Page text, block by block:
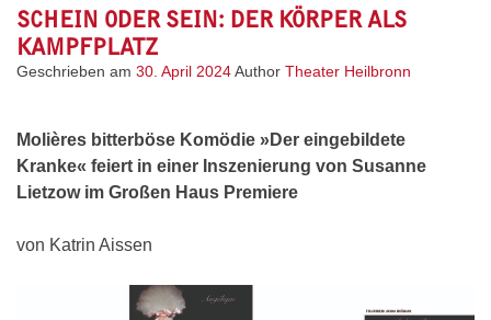
SCHEIN ODER SEIN: DER KÖRPER ALS
KAMPFPLATZ
Geschrieben am 30. April 2024Author Theater Heilbronn
Molières bitterböse Komödie »Der eingebildete
Kranke« feiert in einer Inszenierung von Susanne
Lietzow im Großen Haus Premiere
von Katrin Aissen